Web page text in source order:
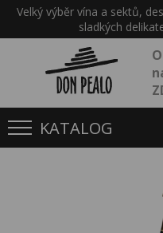
Velký výběr vína a sektů,
sladkých
KATALOG